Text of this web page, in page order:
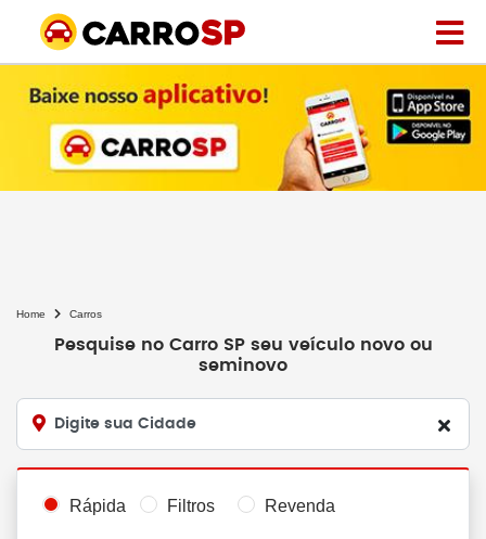
Home Carros
Pesquise no Carro SP seu veículo novo ou
seminovo
Digite sua Cidade
Rápida Filtros Revenda